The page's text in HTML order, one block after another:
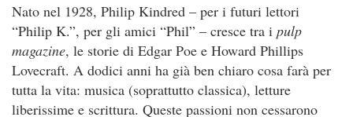
Nato nel 1928, Philip Kindred – per i futuri lettori
“Philip K.”, per gli amici “Phil” – cresce tra i pulp
magazine, le storie di Edgar Poe e Howard Phillips
Lovecraft. A dodici anni ha già ben chiaro cosa farà per
tutta la vita: musica (soprattutto classica), letture
liberissime e scrittura. Queste passioni non cessarono